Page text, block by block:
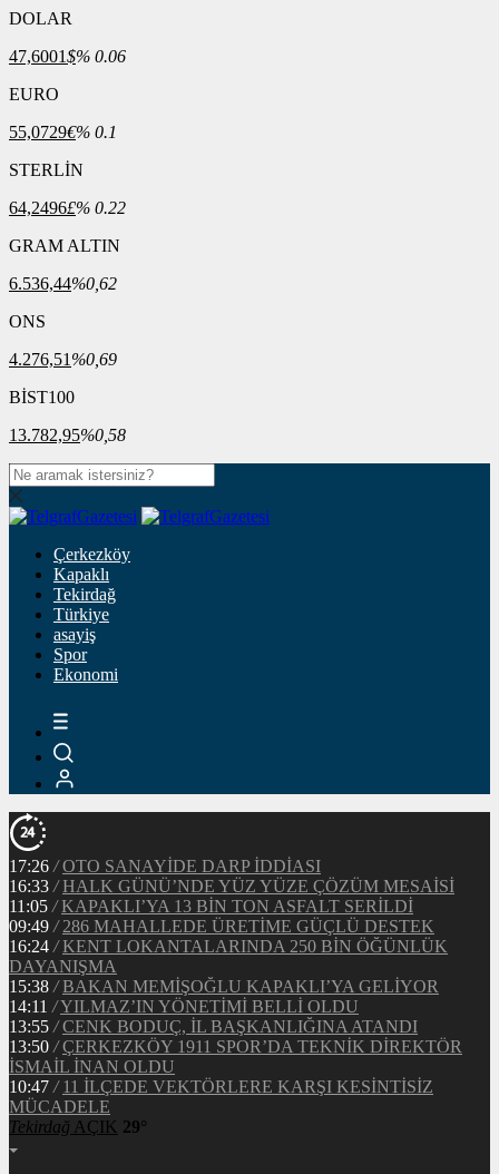
DOLAR
47,6001$% 0.06
EURO
55,0729€% 0.1
STERLİN
64,2496£% 0.22
GRAM ALTIN
6.536,44%0,62
ONS
4.276,51 %0,69
BİST100
13.782,95%0,58
Çerkezköy
Kapaklı
Tekirdağ
Türkiye
asayiş
Spor
Ekonomi
17:26 / OTO SANAYİDE DARP İDDİASI
16:33 / HALK GÜNÜ’NDE YÜZ YÜZE ÇÖZÜM MESAİSİ
11:05 / KAPAKLI’YA 13 BİN TON ASFALT SERİLDİ
09:49 / 286 MAHALLEDE ÜRETİME GÜÇLÜ DESTEK
16:24 / KENT LOKANTALARINDA 250 BİN ÖĞÜNLÜK
DAYANIŞMA
15:38 / BAKAN MEMİŞOĞLU KAPAKLI’YA GELİYOR
14:11 /YILMAZ’IN YÖNETİMİ BELLİ OLDU
13:55 / CENK BODUÇ, İL BAŞKANLIĞINA ATANDI
13:50 / ÇERKEZKÖY 1911 SPOR’DA TEKNİK DİREKTÖR
İSMAİL İNAN OLDU
10:47 / 11 İLÇEDE VEKTÖRLERE KARŞI KESİNTİSİZ
MÜCADELE
Tekirdağ AÇIK 29°